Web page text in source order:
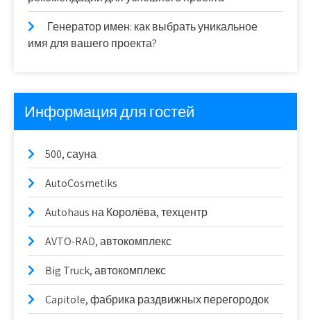
Генератор имен: как выбрать уникальное
имя для вашего проекта?
Информация для гостей
500, сауна
AutoCosmetiks
Autohaus на Королёва, техцентр
AVTO-RAD, автокомплекс
Big Truck, автокомплекс
Capitole, фабрика раздвижных перегородок